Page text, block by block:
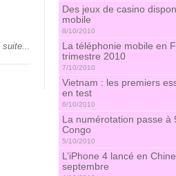
suite...
Des jeux de casino
mobile
8/10/2010
La téléphonie mobile en
trimestre 2010
7/10/2010
Vietnam : les premiers
en test
6/10/2010
La numérotation passe à
Congo
5/10/2010
L’iPhone 4 lancé en
septembre